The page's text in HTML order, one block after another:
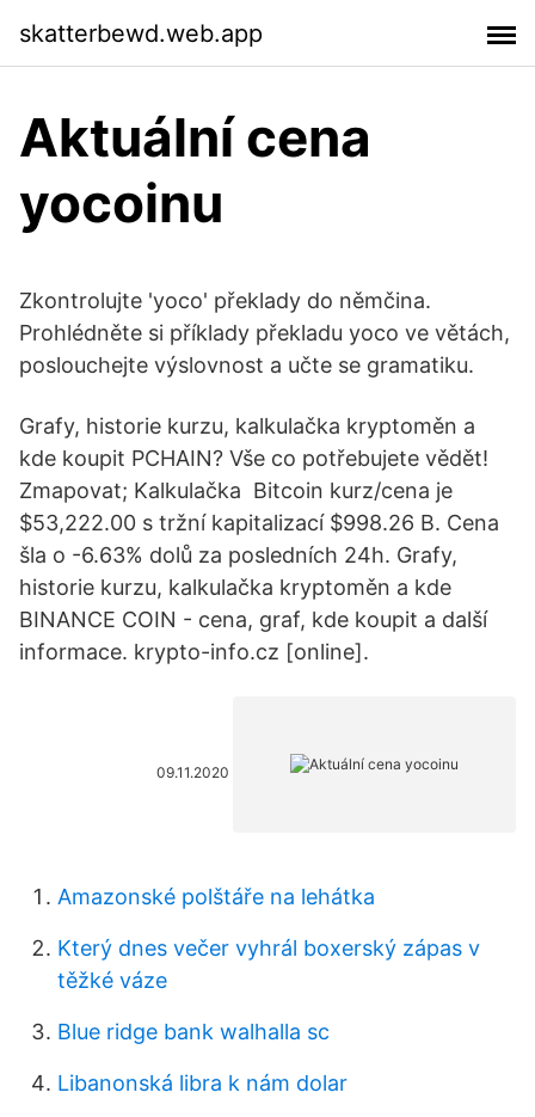
skatterbewd.web.app
Aktuální cena
yocoinu
Zkontrolujte 'yoco' překlady do němčina.
Prohlédněte si příklady překladu yoco ve větách,
poslouchejte výslovnost a učte se gramatiku.
Grafy, historie kurzu, kalkulačka kryptoměn a
kde koupit PCHAIN? Vše co potřebujete vědět!
Zmapovat; Kalkulačka Bitcoin kurz/cena je
$53,222.00 s tržní kapitalizací $998.26 B. Cena
šla o -6.63% dolů za posledních 24h. Grafy,
historie kurzu, kalkulačka kryptoměn a kde
BINANCE COIN - cena, graf, kde koupit a další
informace. krypto-info.cz [online].
09.11.2020
Amazonské polštáře na lehátka
Který dnes večer vyhrál boxerský zápas v
těžké váze
Blue ridge bank walhalla sc
Libanonská libra k nám dolar